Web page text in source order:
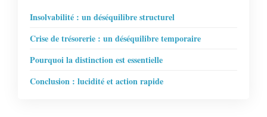
Insolvabilité : un déséquilibre structurel
Crise de trésorerie : un déséquilibre temporaire
Pourquoi la distinction est essentielle
Conclusion : lucidité et action rapide